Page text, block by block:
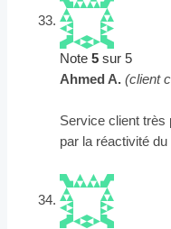
Note5 sur 5
Ahmed A.(client
Service client très
par la réactivité